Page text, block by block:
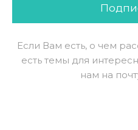
Если Вам есть, о чем
есть темы для
нам на